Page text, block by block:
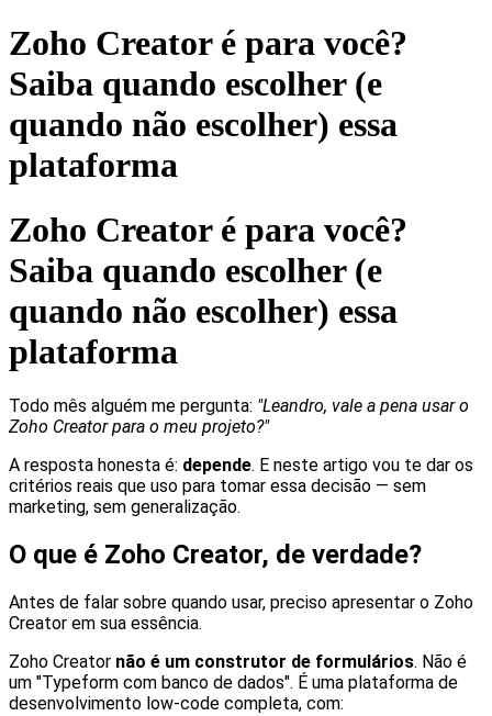
Zoho Creator é para você?
Saiba quando escolher (e
quando não escolher) essa
plataforma
Zoho Creator é para você?
Saiba quando escolher (e
quando não escolher) essa
plataforma
Todo mês alguém me pergunta: "Leandro, vale a pena usar o
Zoho Creator para o meu projeto?"
A resposta honesta é: depende. E neste artigo vou te dar os
critérios reais que uso para tomar essa decisão — sem
marketing, sem generalização.
O que é Zoho Creator, de verdade?
Antes de falar sobre quando usar, preciso apresentar o Zoho
Creator em sua essência.
Zoho Creator não é um construtor de formulários. Não é
um "Typeform com banco de dados". É uma plataforma de
desenvolvimento low-code completa, com: